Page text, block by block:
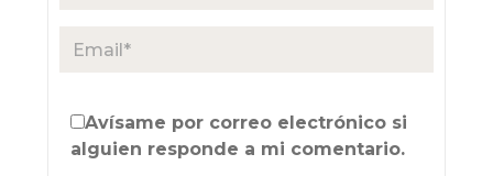
Avísame por correo electrónico si
alguien responde a mi comentario.